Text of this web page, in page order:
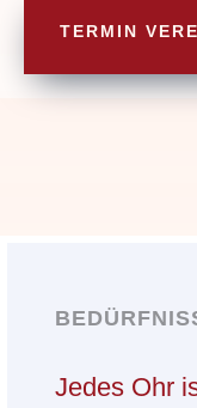
TERMIN
Jedes Ohr